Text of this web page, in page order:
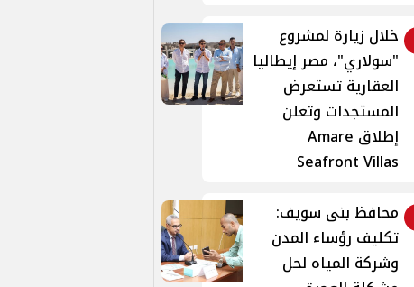
خلال زيارة لمشروع
"سولاري"، مصر إيطاليا
العقارية تستعرض
المستجدات وتعلن
إطلاق Amare
Seafront Villas
محافظ بنى سويف:
تكليف رؤساء المدن
وشركة المياه لحل